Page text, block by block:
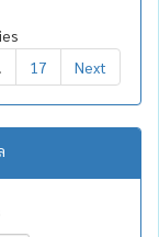
17 Next